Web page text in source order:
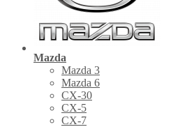
Mazda
Mazda 3
Mazda 6
CX-30
СХ-5
CX-7